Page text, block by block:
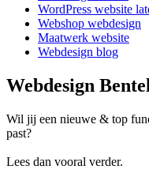
WordPress website
Webshop webdesign
Maatwerk website
Webdesign blog
Webdesign
Wil jij een nieuwe & top
past?
Lees dan vooral verder.